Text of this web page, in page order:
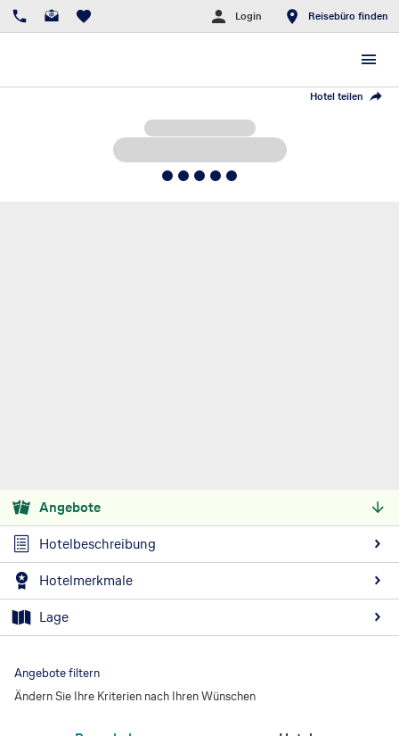
Login Reisebüro finden
Hotel teilen
5
Angebote
Hotelbeschreibung
Hotelmerkmale
Lage
Angebote filtern
Ändern Sie Ihre Kriterien nach Ihren Wünschen